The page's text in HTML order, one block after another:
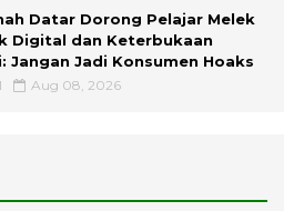
Datar Dorong Pelajar Melek
Digital dan Keterbukaan
Jangan Jadi Konsumen Hoaks
Aug 08, 2026